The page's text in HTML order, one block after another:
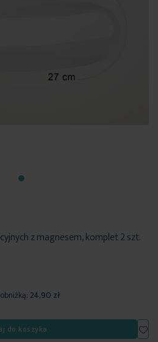
z magnesem, komplet 2 szt.
24,90 zł
do koszyka